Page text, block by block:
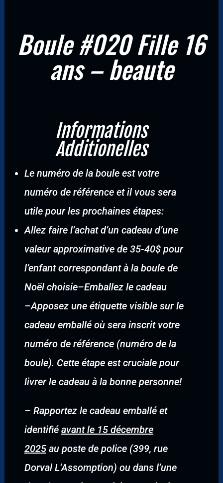
Boule #020 Fille 16
ans – beaute
Informations
Additionelles
Le numéro de la boule est votre
numéro de référence et il vous sera
utile pour les prochaines étapes:
Allez faire l’achat d’un cadeau d’une
valeur approximative de 35-40$ pour
l’enfant correspondant à la boule de
Noël choisie–Emballez le cadeau
–Apposez une étiquette visible sur le
cadeau emballé où sera inscrit votre
numéro de référence (numéro de la
boule). Cette étape est cruciale pour
livrer le cadeau à la bonne personne!
– Rapportez le cadeau emballé et
identifié avant le 15 décembre
2025au poste de police (399, rue
Dorval L’Assomption) ou dans l’une